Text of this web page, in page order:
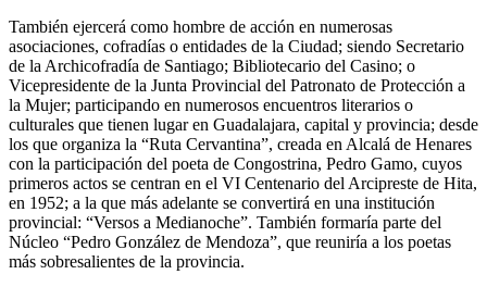
También ejercerá como hombre de acción en numerosas
asociaciones, cofradías o entidades de la Ciudad; siendo Secretario
de la Archicofradía de Santiago; Bibliotecario del Casino; o
Vicepresidente de la Junta Provincial del Patronato de Protección a
la Mujer; participando en numerosos encuentros literarios o
culturales que tienen lugar en Guadalajara, capital y provincia; desde
los que organiza la “Ruta Cervantina”, creada en Alcalá de Henares
con la participación del poeta de Congostrina, Pedro Gamo, cuyos
primeros actos se centran en el VI Centenario del Arcipreste de Hita,
en 1952; a la que más adelante se convertirá en una institución
provincial: “Versos a Medianoche”. También formaría parte del
Núcleo “Pedro González de Mendoza”, que reuniría a los poetas
más sobresalientes de la provincia.